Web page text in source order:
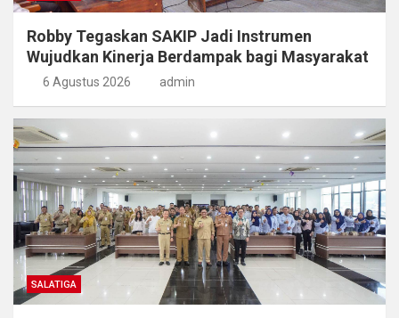
Robby Tegaskan SAKIP Jadi Instrumen
Wujudkan Kinerja Berdampak bagi Masyarakat
6 Agustus 2026 admin
SALATIGA